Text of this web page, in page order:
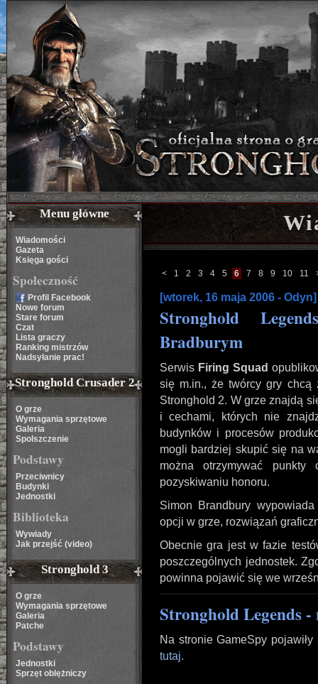
Menu główne
Wiadomości
Gazeta
Księga gości
Społeczność
Profil Facebook
Nowe forum
Stare forum
Czat
Lista graczy
Ranking mistrzów
Nadsyłanie prac!
Stronghold Crusader 2
O grze
Wymagania sprzętowe
Galeria
Spolszczenie
Podstawy
Przeciwnicy
Budynki
Jednostki
Biblioteka
Wywiady
Jak przejść (video)
Stronghold 3
O grze
Wymagania sprzętowe
Galeria
Patche
Podstawy
Jednostki
Sprzęt oblężniczy
< 1 2 3 4 5 6 7 8 9 10 11
[wtorek, 16 maja 2006 - Odyn]
Stronghold
Bradburym
Serwis Firing Squad
się m.in., że twórcy gry chcą
Stronghold 2. W grze znajdą
i cechami, których nie
budynków i procesów
mogli bardziej skupić się na
można otrzymywać
pozyskiwaniu honoru.
Simon Brandbury
opcji w grze, rozwiązań
Obecnie gra jest w fazie
poszczególnych jednostek.
powinna pojawić się we
Stronghold Legends -
Na stronie GameSpy
tutaj.